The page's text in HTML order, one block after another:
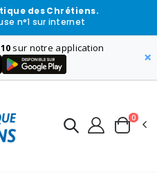
des Chrétiens.
n°1 sur internet
sur notre application
×
0